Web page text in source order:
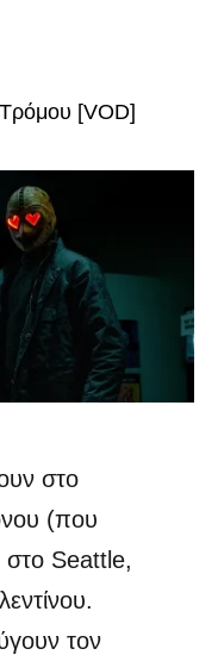
[VOD]
στο
(που
στο Seattle,
τον